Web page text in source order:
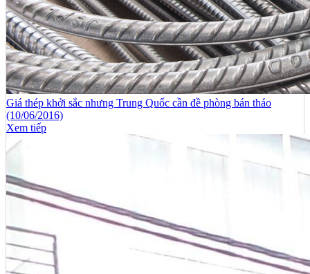
Giá thép khởi sắc nhưng Trung Quốc cần đề phòng bán tháo
(10/06/2016)
Xem tiếp